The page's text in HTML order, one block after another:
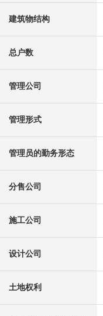
建筑物结构
总户数
管理公司
管理形式
管理员的勤务形态
分售公司
施工公司
设计公司
土地权利